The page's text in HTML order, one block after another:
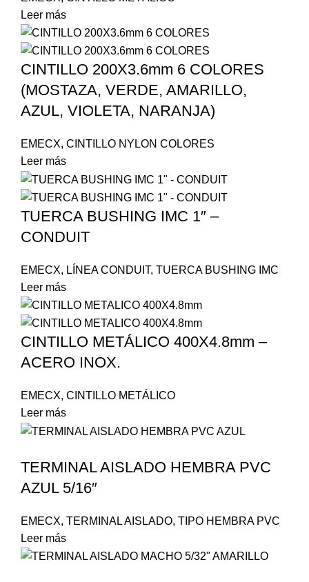
Leer más
CINTILLO 200X3.6mm 6 COLORES
(MOSTAZA, VERDE, AMARILLO,
AZUL, VIOLETA, NARANJA)
EMECX, CINTILLO NYLON COLORES
Leer más
TUERCA BUSHING IMC 1″ –
CONDUIT
EMECX, LÍNEA CONDUIT, TUERCA BUSHING IMC
Leer más
CINTILLO METÁLICO 400X4.8mm –
ACERO INOX.
EMECX, CINTILLO METÁLICO
Leer más
TERMINAL AISLADO HEMBRA PVC
AZUL 5/16″
EMECX, TERMINAL AISLADO, TIPO HEMBRA PVC
Leer más